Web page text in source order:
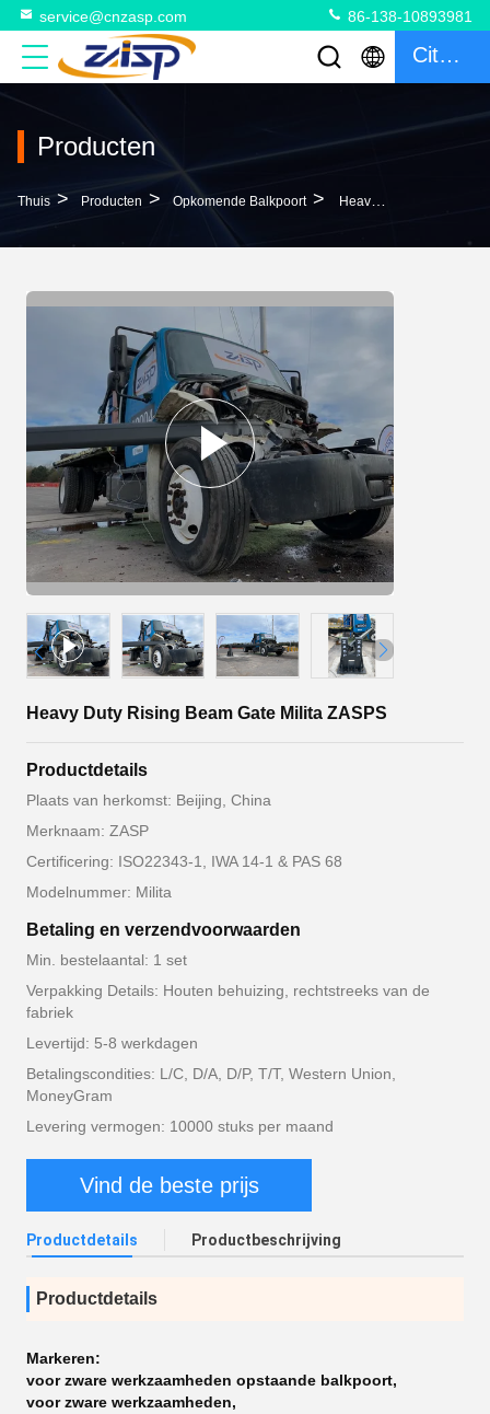
service@cnzasp.com 86-138-10893981
Citaat
Producten
Thuis > Producten > Opkomende Balkpoort > Heavy Duty Rising Beam Gate Milita ZASPS
Heavy Duty Rising Beam Gate Milita ZASPS
Productdetails
Plaats van herkomst: Beijing, China
Merknaam: ZASP
Certificering: ISO22343-1, IWA 14-1 & PAS 68
Modelnummer: Milita
Betaling en verzendvoorwaarden
Min. bestelaantal: 1 set
Verpakking Details: Houten behuizing, rechtstreeks van de
fabriek
Levertijd: 5-8 werkdagen
Betalingscondities: L/C, D/A, D/P, T/T, Western Union,
MoneyGram
Levering vermogen: 10000 stuks per maand
Vind de beste prijs
Productdetails Productbeschrijving
Productdetails
Markeren:
voor zware werkzaamheden opstaande balkpoort,
voor zware werkzaamheden,